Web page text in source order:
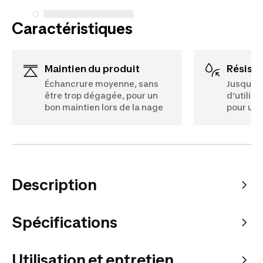
Caractéristiques
Maintien du produit
Échancrure moyenne, sans
être trop dégagée, pour un
bon maintien lors de la nage
Jusqu’à
pour un
Description
Spécifications